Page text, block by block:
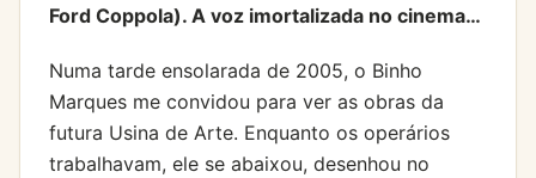
Ford Coppola). A voz imortalizada no cinema…
Numa tarde ensolarada de 2005, o Binho
Marques me convidou para ver as obras da
futura Usina de Arte. Enquanto os operários
trabalhavam, ele se abaixou, desenhou no